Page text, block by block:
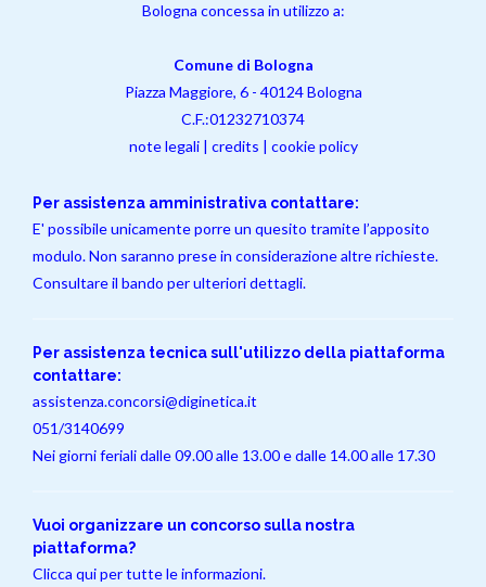
Bologna concessa in utilizzo a:
Comune di Bologna
Piazza Maggiore, 6 - 40124 Bologna
C.F.:01232710374
note legali| credits | cookie policy
Per assistenza amministrativa contattare:
E' possibile unicamente porre un quesito tramite l’apposito
modulo. Non saranno prese in considerazione altre richieste.
Consultare il bando per ulteriori dettagli.
Per assistenza tecnica sull'utilizzo della piattaforma
contattare:
assistenza.concorsi@diginetica.it
051/3140699
Nei giorni feriali dalle 09.00 alle 13.00 e dalle 14.00 alle 17.30
Vuoi organizzare un concorso sulla nostra
piattaforma?
Clicca qui per tutte le informazioni.